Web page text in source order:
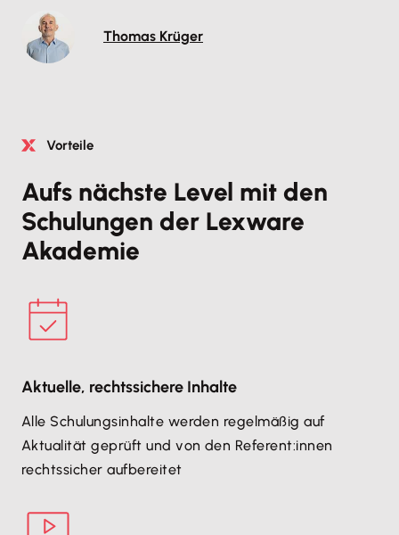
Thomas Krüger
Vorteile
Aufs nächste Level mit den
Schulungen der Lexware
Akademie
Aktuelle, rechtssichere Inhalte
Alle Schulungsinhalte werden regelmäßig auf
Aktualität geprüft und von den Referent:innen
rechtssicher aufbereitet